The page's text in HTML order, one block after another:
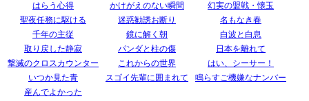
はらう心得
かけがえのない瞬間
幻実の盟戦・懐玉
聖夜任務に駆ける
迷惑勧誘お断り
名もなき春
千年の主従
鏡に解く朝
白波と白息
取り戻した静寂
パンダと柱の傷
日本を離れて
撃滅のクロスカウンター
これからの世界
はい、シーサー！
いつか見た青
スゴイ先輩に囲まれて
鳴らすご機嫌なナンバー
産んでよかった